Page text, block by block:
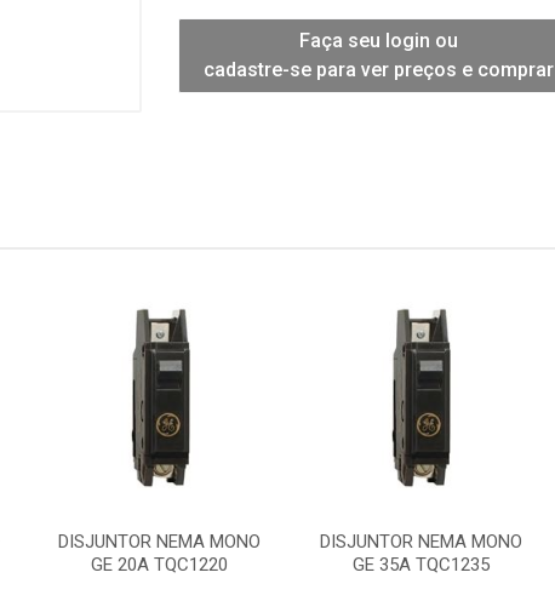
Faça seu login ou
cadastre-se para ver preços e comprar
DISJUNTOR NEMA MONO
GE 20A TQC1220
DISJUNTOR NEMA MONO
GE 35A TQC1235